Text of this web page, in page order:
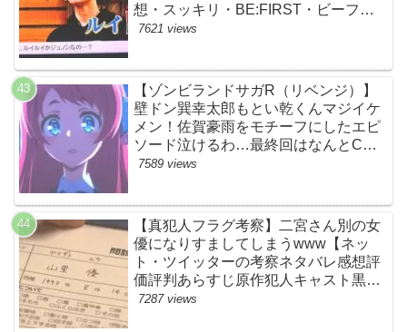
想・スッキリ・BE:FIRST・ビーファ
ースト】
7621 views
【ゾンビランドサガR（リベンジ）】
壁ドン巽幸太郎もとい乾くんマジイケ
メン！佐賀豪雨をモチーフにしたエピ
ソード泣けるわ…最終回はなんとCM
なし27分ノンストップ放送！すごすぎ
7589 views
【真犯人フラグ考察】二宮さん別の女
優になりすましてしまうwww【ネッ
ト・ツイッターの考察ネタバレ感想評
価評判あらすじ原作犯人キャスト黒幕
伏線まとめ・山里亮太・蒼井優】
7287 views